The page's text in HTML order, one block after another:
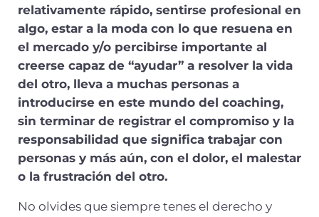
relativamente rápido, sentirse profesional en
algo, estar a la moda con lo que resuena en
el mercado y/o percibirse importante al
creerse capaz de “ayudar” a resolver la vida
del otro, lleva a muchas personas a
introducirse en este mundo del coaching,
sin terminar de registrar el compromiso y la
responsabilidad que significa trabajar con
personas y más aún, con el dolor, el malestar
o la frustración del otro.
No olvides que siempre tenes el derecho y